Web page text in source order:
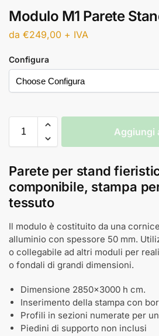
Modulo M1 Parete
da €249,00 + IVA
Configura
Aggiungi
Parete per stand
componibile, stampa
tessuto
Il modulo è costituito da una
alluminio con spessore 50 mm.
o collegabile ad altri moduli per
o fondali di grandi dimensioni.
Dimensione 2850x3000 h cm.
Inserimento della stampa con
Profili in sezioni numerate per
Piedini di supporto non inclusi